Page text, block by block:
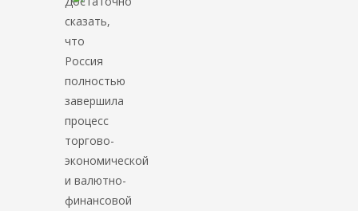
сказать,
что
Россия
полностью
завершила
процесс
торгово-
экономической
и валютно-
финансовой